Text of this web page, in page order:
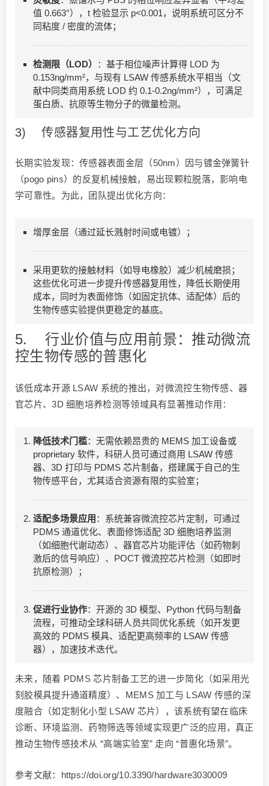
值 0.663°），t 检验显示 p<0.001，说明系统可区分不
同粘度 / 密度的流体；
检测限（LOD）
：基于相位噪声计算得 LOD 为
0.153ng/mm²，与现有 LSAW 传感系统水平相当（文
献中同类商用系统 LOD 约 0.1-0.2ng/mm²），可满足
蛋白质、抗原等生物分子的微量检测。
3) 传感器复用性与工艺优化方向
长期实验发现：传感器表面金层（50nm）因与镀金弹簧针
（pogo pins）的反复机械接触，易出现颗粒脱落，影响电
学可靠性。为此，团队提出优化方向：
增厚金层（通过延长溅射时间或电镀）；
采用更软的接触材料（如导电橡胶）减少机械磨损；
这些优化可进一步提升传感器复用性，降低长期使用
成本，同时为表面修饰（如固定抗体、适配体）后的
生物传感实验提供更稳定的基底。
5. 行业价值与应用前景：推动微流
控生物传感的普惠化
该低成本开源 LSAW 系统的推出，对微流控生物传感、器
官芯片、3D 细胞培养检测等领域具有显著推动作用：
降低技术门槛：无需依赖昂贵的 MEMS 加工设备或
proprietary 软件，科研人员可通过商用 LSAW 传感
器、3D 打印与 PDMS 芯片制备，搭建属于自己的生
物传感平台，尤其适合资源有限的实验室；
适配多场景应用 ：系统兼容微流控芯片定制，可通过
PDMS 通道优化、表面修饰适配 3D 细胞培养监测
（如细胞代谢动态）、器官芯片功能评估（如药物刺
激后的信号响应）、POCT 微流控芯片检测（如即时
抗原检测）；
促进行业协作：开源的 3D 模型、Python 代码与制备
流程，可推动全球科研人员共同优化系统（如开发更
高效的 PDMS 模具、适配更高频率的 LSAW 传感
器），加速技术迭代。
未来，随着 PDMS 芯片制备工艺的进一步简化（如采用光
刻胶模具提升通道精度）、MEMS 加工与 LSAW 传感的深
度融合（如定制化小型 LSAW 芯片），该系统有望在临床
诊断、环境监测、药物筛选等领域实现更广泛的应用，真正
推动生物传感技术从 “高端实验室” 走向 “普惠化场景”。
参考文献：https://doi.org/10.3390/hardware3030009